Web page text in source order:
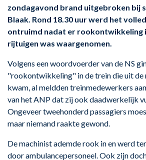
zondagavond brand uitgebroken bij
Blaak. Rond 18.30 uur werd het
ontruimd nadat er rookontwikkeling
rijtuigen was waargenomen.
Volgens een woordvoerder van de NS
"rookontwikkeling" in de trein die uit de
kwam, al meldden treinmedewerkers
van het ANP dat zij ook daadwerkelijk
Ongeveer tweehonderd passagiers
maar niemand raakte gewond.
De machinist ademde rook in en werd
door ambulancepersoneel. Ook zijn